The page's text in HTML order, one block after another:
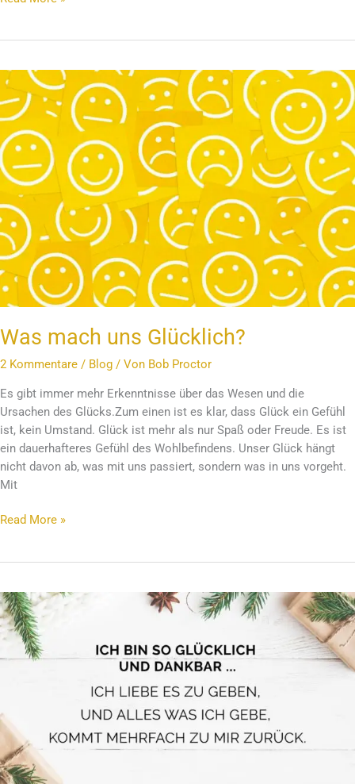
Was mach uns Glücklich?
2 Kommentare / Blog / Von Bob Proctor
Es gibt immer mehr Erkenntnisse über das Wesen und die
Ursachen des Glücks.Zum einen ist es klar, dass Glück ein Gefühl
ist, kein Umstand. Glück ist mehr als nur Spaß oder Freude. Es ist
ein dauerhafteres Gefühl des Wohlbefindens. Unser Glück hängt
nicht davon ab, was mit uns passiert, sondern was in uns vorgeht.
Mit
Was
mach
uns
Glücklich?
Read More »
Affirmation
des
Monats
–